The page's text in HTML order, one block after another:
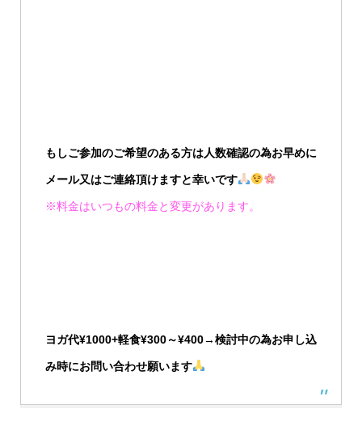
もしご参加のご希望のある方は人数確認の為お早めに
メール又はご連絡頂けますと幸いです
※料金はいつもの料金と変更があります。
ヨガ代¥1000+軽食¥300～¥400→検討中の為お申し込
み時にお問い合わせ願います